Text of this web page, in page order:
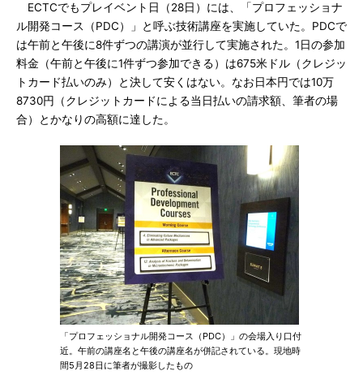
ECTCでもプレイベント日（28日）には、「プロフェッショナ
ル開発コース（PDC）」と呼ぶ技術講座を実施していた。PDCで
は午前と午後に8件ずつの講演が並行して実施された。1日の参加
料金（午前と午後に1件ずつ参加できる）は675米ドル（クレジッ
トカード払いのみ）と決して安くはない。なお日本円では10万
8730円（クレジットカードによる当日払いの請求額、筆者の場
合）とかなりの高額に達した。
「プロフェッショナル開発コース（PDC）」の会場入り口付
近。午前の講座名と午後の講座名が併記されている。現地時
間5月28日に筆者が撮影したもの